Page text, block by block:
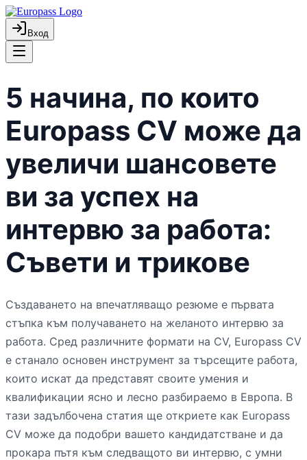
Вход
5 начина, по които
Europass CV може да
увеличи шансовете
ви за успех на
интервю за работа:
Съвети и трикове
Създаването на впечатляващо резюме е първата
стъпка към получаването на желаното интервю за
работа. Сред различните формати на CV, Europass CV
е станало основен инструмент за търсещите работа,
които искат да представят своите умения и
квалификации ясно и лесно разбираемо в Европа. В
тази задълбочена статия ще откриете как Europass
CV може да подобри вашето кандидатстване и да
прокара пътя към следващото ви интервю, с умни